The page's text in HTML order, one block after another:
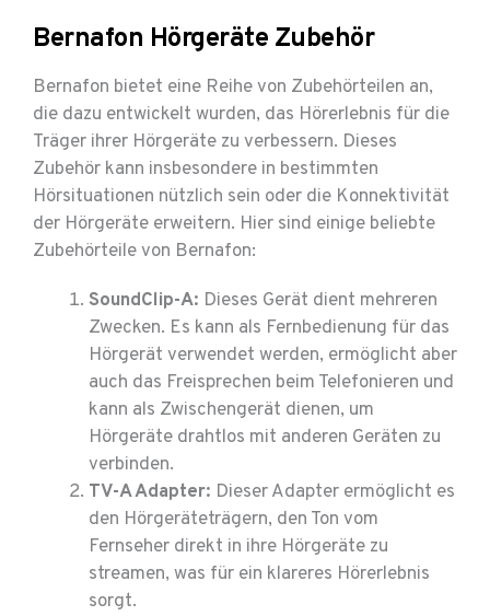
Bernafon Hörgeräte Zubehör
Bernafon bietet eine Reihe von Zubehörteilen an,
die dazu entwickelt wurden, das Hörerlebnis für die
Träger ihrer Hörgeräte zu verbessern. Dieses
Zubehör kann insbesondere in bestimmten
Hörsituationen nützlich sein oder die Konnektivität
der Hörgeräte erweitern. Hier sind einige beliebte
Zubehörteile von Bernafon:
SoundClip-A: Dieses Gerät dient mehreren
Zwecken. Es kann als Fernbedienung für das
Hörgerät verwendet werden, ermöglicht aber
auch das Freisprechen beim Telefonieren und
kann als Zwischengerät dienen, um
Hörgeräte drahtlos mit anderen Geräten zu
verbinden.
TV-A Adapter: Dieser Adapter ermöglicht es
den Hörgeräteträgern, den Ton vom
Fernseher direkt in ihre Hörgeräte zu
streamen, was für ein klareres Hörerlebnis
sorgt.